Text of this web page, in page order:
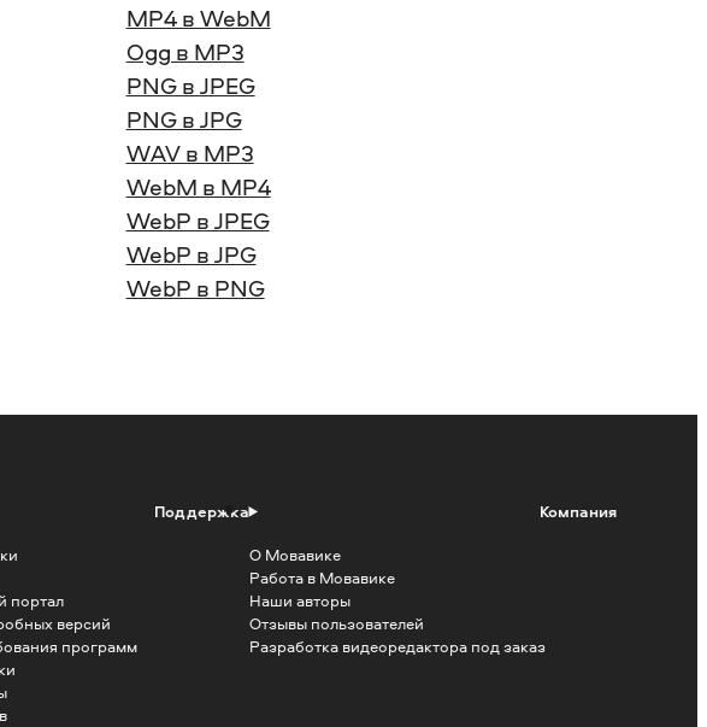
MP4 в WebM
Ogg в MP3
PNG в JPEG
PNG в JPG
WAV в MP3
WebM в MP4
WebP в JPEG
WebP в JPG
WebP в PNG
Поддержка
портал
версий
программ
Компания
О Мовавике
Работа в Мовавике
Наши авторы
Отзывы пользователей
Разработка видеоредактора под заказ